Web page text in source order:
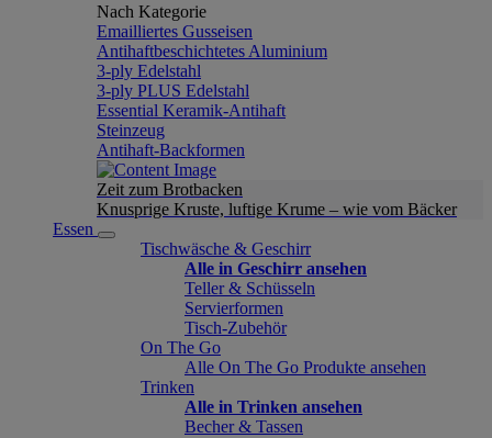
Nach Kategorie
Emailliertes Gusseisen
Antihaftbeschichtetes Aluminium
3-ply Edelstahl
3-ply PLUS Edelstahl
Essential Keramik-Antihaft
Steinzeug
Antihaft-Backformen
Zeit zum Brotbacken
Knusprige Kruste, luftige Krume – wie vom Bäcker
Essen
Tischwäsche & Geschirr
Alle in Geschirr ansehen
Teller & Schüsseln
Servierformen
Tisch-Zubehör
On The Go
Alle On The Go Produkte ansehen
Trinken
Alle in Trinken ansehen
Becher & Tassen